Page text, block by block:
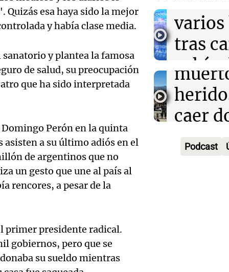
esa haya sido la mejor
y había clase media.
y plantea la famosa
de salud, su preocupación
que ha sido interpretada
Perón en la quinta
asisten a su último adiós en el
de argentinos que no
un gesto que une al país al
rencores, a pesar de la
primer presidente radical.
gobiernos, pero que se
su sueldo mientras
Tarde y
Episodios
varios
tras
desde
Panorama
Episodios
Audio.
caer
desde
Audio.
noche
Audio.
Podcast